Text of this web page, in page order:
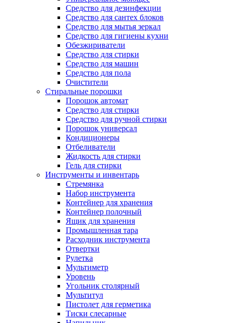
Средство для дезинфекции
Средство для сантех блоков
Средство для мытья зеркал
Средство для гигиены кухни
Обезжириватели
Средство для стирки
Средство для машин
Средство для пола
Очистители
Стиральные порошки
Порошок автомат
Средство для стирки
Средство для ручной стирки
Порошок универсал
Кондиционеры
Отбеливатели
Жидкость для стирки
Гель для стирки
Инструменты и инвентарь
Стремянка
Набор инструмента
Контейнер для хранения
Контейнер полочный
Ящик для хранения
Промышленная тара
Расходник инструмента
Отвертки
Рулетка
Мультиметр
Уровень
Угольник столярный
Мультитул
Пистолет для герметика
Тиски слесарные